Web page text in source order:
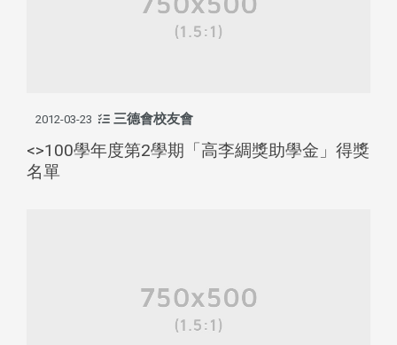
2012-03-23 三德會校友會
<>100學年度第2學期「高李綢獎助學金」得獎
名單